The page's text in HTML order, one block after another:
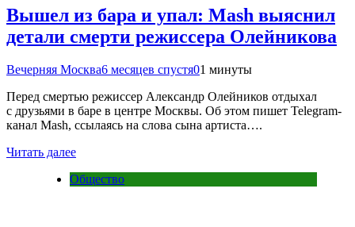
Вышел из бара и упал: Mash выяснил
детали смерти режиссера Олейникова
Вечерняя Москва6 месяцев спустя01 минуты
Перед смертью режиссер Александр Олейников отдыхал
с друзьями в баре в центре Москвы. Об этом пишет Telegram-
канал Mash, ссылаясь на слова сына артиста….
Читать далее
Общество